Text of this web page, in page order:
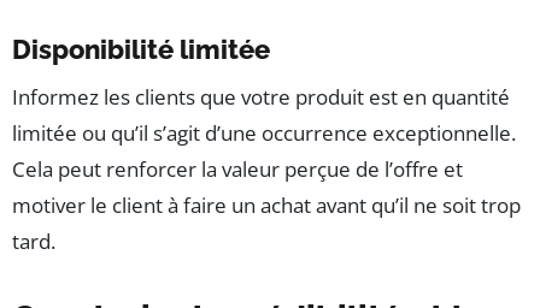
Disponibilité limitée
Informez les clients que votre produit est en quantité
limitée ou qu’il s’agit d’une occurrence exceptionnelle.
Cela peut renforcer la valeur perçue de l’offre et
motiver le client à faire un achat avant qu’il ne soit trop
tard.